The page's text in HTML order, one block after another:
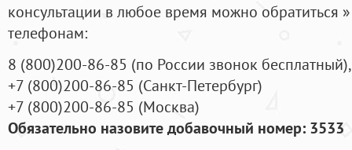
консультации в любое время можно обратиться
телефонам:
8 (800)200-86-85 (по России звонок бесплатный),
+7 (800)200-86-85 (Санкт-Петербург)
+7 (800)200-86-85 (Москва)
Обязательно назовите добавочный номер: 3533